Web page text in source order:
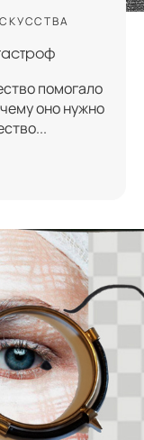
помогало
оно нужно